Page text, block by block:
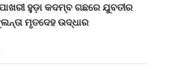
ହୁଡ଼ା କଦମ୍ବ ଗଛରେ ଯୁବତୀର
ମୃତଦେହ ଉଦ୍ଧାର